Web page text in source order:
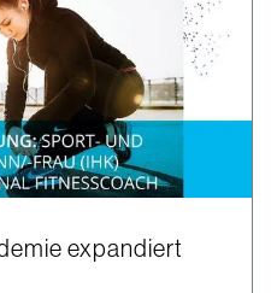
expandiert